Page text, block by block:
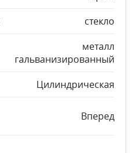
стекло
металл
гальванизированный
Цилиндрическая
Вперед